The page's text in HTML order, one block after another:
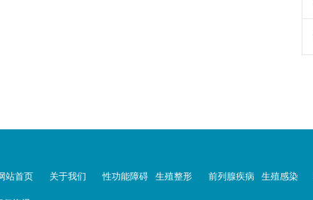
站首页 关于我们 性功能障碍 生殖整形 前列腺疾病 生殖感染